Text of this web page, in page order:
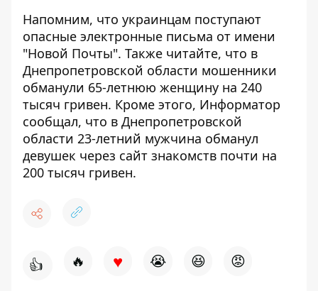
Напомним, что украинцам поступают
опасные электронные письма от имени
"Новой Почты". Также читайте, что в
Днепропетровской области мошенники
обманули 65-летнюю женщину на 240
тысяч гривен. Кроме этого, Информатор
сообщал, что в Днепропетровской
области 23-летний мужчина обманул
девушек через сайт знакомств почти на
200 тысяч гривен.
👍 🔥 ♥ 😭 😆 😡